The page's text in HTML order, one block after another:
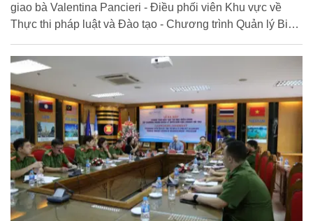
giao bà Valentina Pancieri - Điều phối viên Khu vực về
Thực thi pháp luật và Đào tạo - Chương trình Quản lý Biên